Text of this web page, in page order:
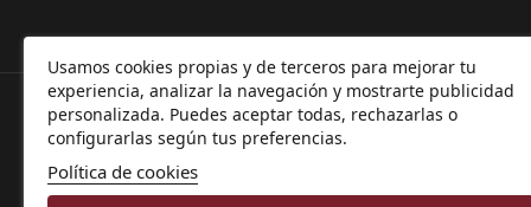
Usamos cookies propias y de terceros para mejorar tu
experiencia, analizar la navegación y mostrarte publicidad
personalizada. Puedes aceptar todas, rechazarlas o
configurarlas según tus preferencias.
Política de cookies
© 2000-2026 Laoficinaonline.SIDEOFFICE, S.L. CIF
B98914336 -
Aviso Legal -
Privacidad